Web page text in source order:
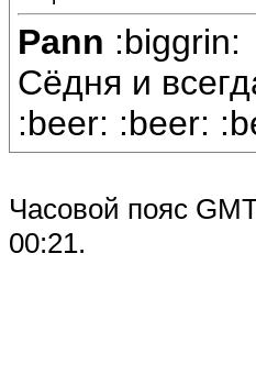
Pann :biggrin:
Сёдня и
:beer: :beer:
Часовой пояс
00:21.